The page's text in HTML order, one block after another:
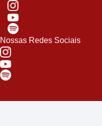
Nossas Redes Sociais